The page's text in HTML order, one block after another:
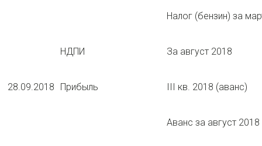
Налог (бензин) за
НДПИ За август 2018
28.09.2018 Прибыль III кв. 2018 (аванс)
Аванс за август 2018